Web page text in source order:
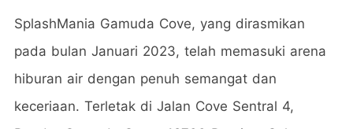
SplashMania Gamuda Cove, yang dirasmikan
pada bulan Januari 2023, telah memasuki arena
hiburan air dengan penuh semangat dan
keceriaan. Terletak di Jalan Cove Sentral 4,